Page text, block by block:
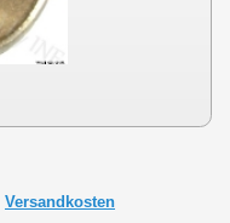
Versandkosten